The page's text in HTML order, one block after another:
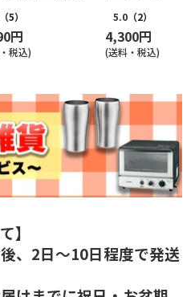
（5）
円
税込)
5.0 （2）
4,300円
(送料・税込)
】
、2日～10日程度で発送